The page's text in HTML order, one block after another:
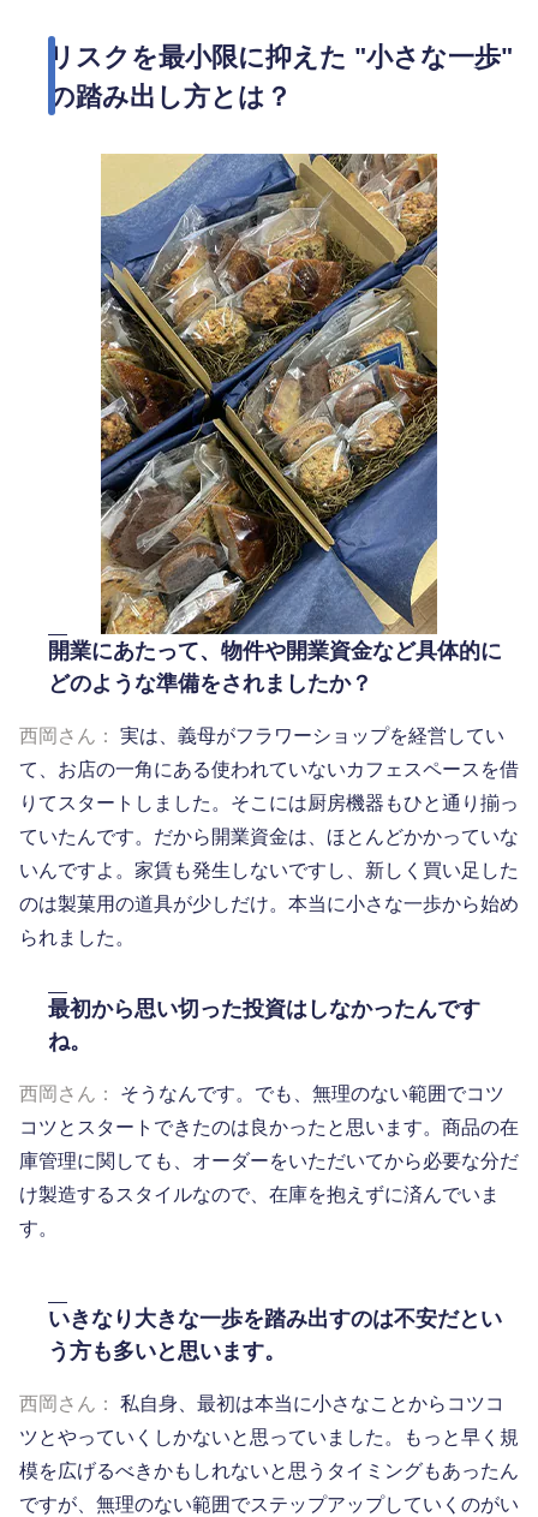
リスクを最小限に抑えた "小さな一歩"
の踏み出し方とは？
開業にあたって、物件や開業資金など具体的に
どのような準備をされましたか？
西岡さん： 実は、義母がフラワーショップを経営してい
て、お店の一角にある使われていないカフェスペースを借
りてスタートしました。そこには厨房機器もひと通り揃っ
ていたんです。だから開業資金は、ほとんどかかっていな
いんですよ。家賃も発生しないですし、新しく買い足した
のは製菓用の道具が少しだけ。本当に小さな一歩から始め
られました。
最初から思い切った投資はしなかったんです
ね。
西岡さん： そうなんです。でも、無理のない範囲でコツ
コツとスタートできたのは良かったと思います。商品の在
庫管理に関しても、オーダーをいただいてから必要な分だ
け製造するスタイルなので、在庫を抱えずに済んでいま
す。
いきなり大きな一歩を踏み出すのは不安だとい
う方も多いと思います。
西岡さん： 私自身、最初は本当に小さなことからコツコ
ツとやっていくしかないと思っていました。もっと早く規
模を広げるべきかもしれないと思うタイミングもあったん
ですが、無理のない範囲でステップアップしていくのがい